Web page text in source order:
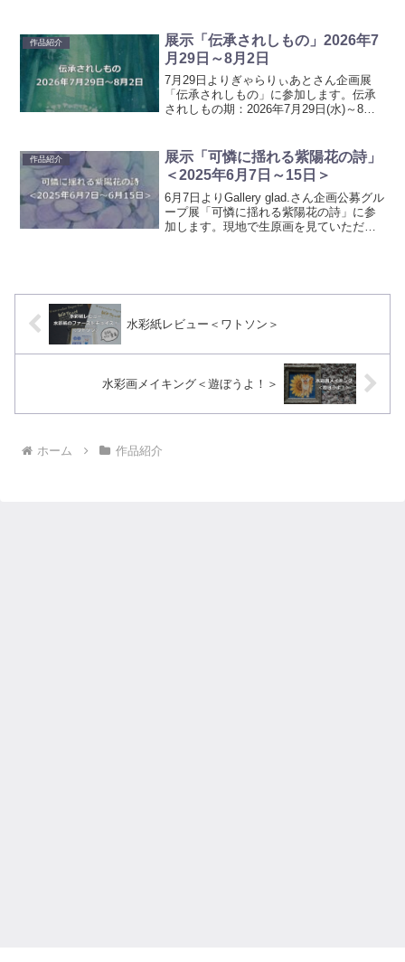
（水）～12月14日（日）営業時間：13時
～2...
作品紹介
展示「伝承されしもの」2026年7
月29日～8月2日
7月29日よりぎゃらりぃあとさん企画展
「伝承されしもの」に参加します。伝承
されしもの期：2026年7月29日(水)～8月2
と （大阪市北区黒崎町14-19）...
作品紹介
展示「可憐に揺れる紫陽花の詩」
＜2025年6月7日～15日＞
6月7日よりGallery glad.さん企画公募グル
ープ展「可憐に揺れる紫陽花の詩」に参
加します。現地で生原画を見ていただけ
水彩紙レビュー＜ワトソン＞
水彩画メイキング＜遊ぼうよ！＞
ホーム 作品紹介